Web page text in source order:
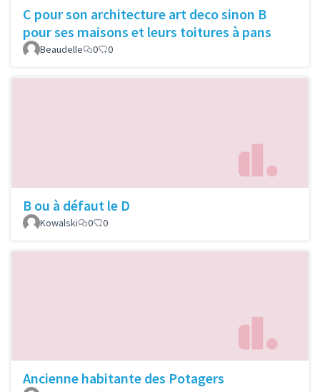
C pour son architecture art deco sinon B
pour ses maisons et leurs toitures à pans
Beaudelle 0 0
B ou à défaut le D
Kowalski 0 0
Ancienne habitante des Potagers